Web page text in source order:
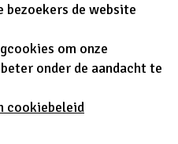
bezoekers de website
om onze
onder de aandacht te
cookiebeleid
ons